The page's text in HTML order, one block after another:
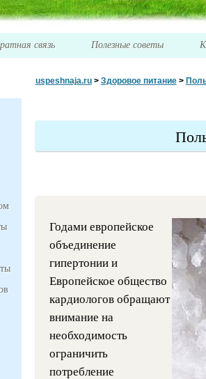
связь Полезные советы
uspeshnaja.ru> Здоровое питание>
Годами европейское
объединение
гипертонии и
Европейское общество
кардиологов обращают
внимание на
необходимость
ограничить
потребление